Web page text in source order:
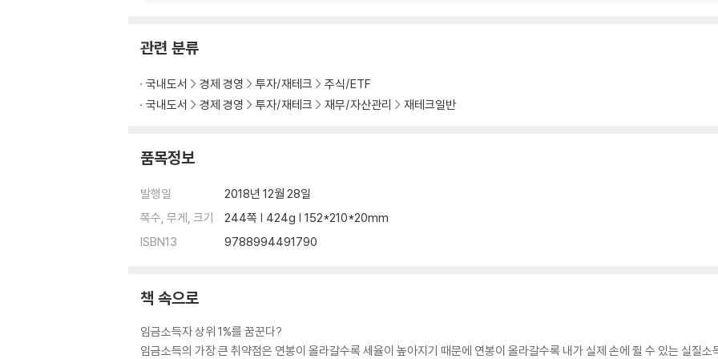
고수의 다이어리 : 카메라 때문에 폰을 바꾼다고요?
5. 공개적 시그널에 ‘주목’ : 공시 살펴보기
고수의 다이어리 : 연간 배당수익률 11% 도전!
6. 초심자의 ‘교과서’ : 펀드 편입 종목을 점검하라
7. 다다익선 : 밥값이 아깝지 않은 투자모임
Chapter 6. 신중해서 나쁠 것 없는 3가지 투자
1. 테마주, 소문에 근거한 투자
2. 주기적으로 전환사채 발행하는 회사
Chapter 7. 4가지만 지켜도 당신은 투자고수!
1. 투자의 ‘나침반’ : 자신만의 투자철학을 키워라
관련 분류
국내도서 경제 경영 투자/재테크
주식/ETF
국내도서
경제 경영 투자/재테크 재무/자산관리 재테크일반
품목정보
발행일
2018년 12월 28일
쪽수, 무게, 크기
244쪽 | 424g | 152*210*20mm
ISBN13
9788994491790
책 속으로
임금소득자 상위 1%를 꿈꾼다?
임금소득의 가장 큰 취약점은 연봉이 올라갈수록 세율이 높아지기 때문에 연봉이 올라갈수록 내가 실제 손에 쥘 수 있는 실질